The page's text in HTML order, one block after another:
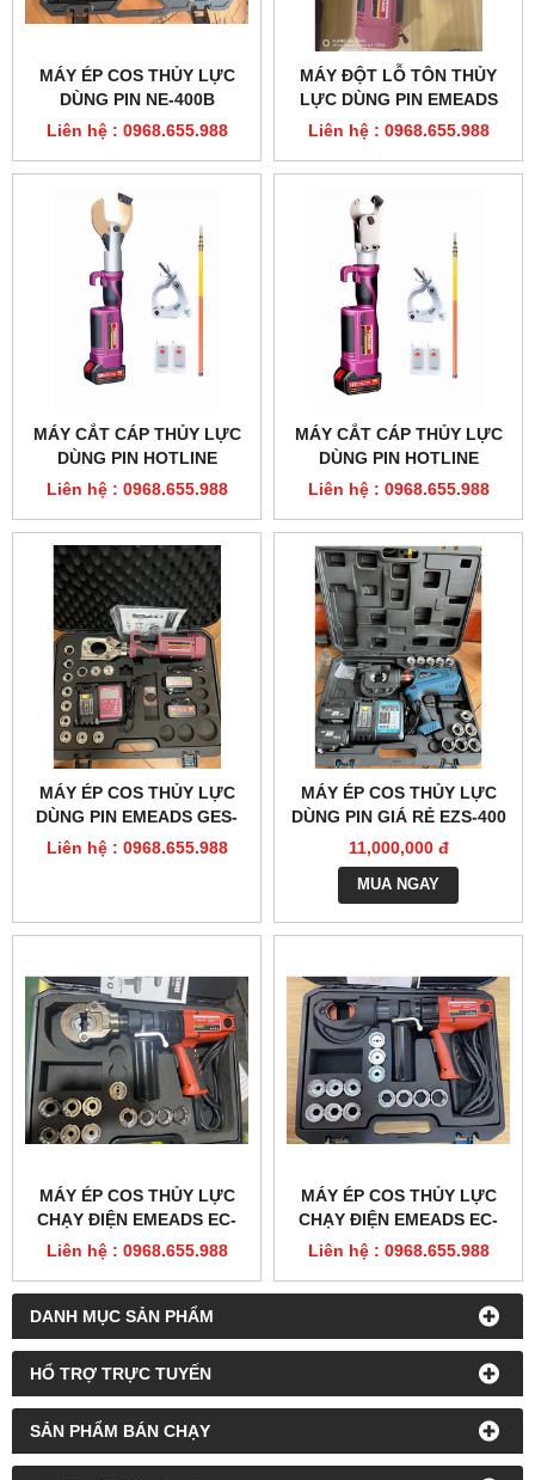
DANH MỤC SẢN PHẨM
HỔ TRỢ TRỰC TUYẾN
SẢN PHẨM BÁN CHẠY
MÁY ÉP COS THỦY LỰC
DÙNG PIN NE-400B
Liên hệ : 0968.655.988
MÁY ĐỘT LỖ TÔN THỦY
LỰC DÙNG PIN EMEADS
GES-EWK-8AL
Liên hệ : 0968.655.988
MÁY CẮT CÁP THỦY LỰC
DÙNG PIN HOTLINE
EMEADS GES-50CY
Liên hệ : 0968.655.988
MÁY CẮT CÁP THỦY LỰC
DÙNG PIN HOTLINE
EMEADS GES-32CY
Liên hệ : 0968.655.988
MÁY ÉP COS THỦY LỰC
DÙNG PIN EMEADS GES-
60UNV
Liên hệ : 0968.655.988
MÁY ÉP COS THỦY LỰC
DÙNG PIN GIÁ RẺ EZS-400
11,000,000 đ
MUA NGAY
MÁY ÉP COS THỦY LỰC
CHẠY ĐIỆN EMEADS EC-
300
Liên hệ : 0968.655.988
MÁY ÉP COS THỦY LỰC
CHẠY ĐIỆN EMEADS EC-
400B
Liên hệ : 0968.655.988